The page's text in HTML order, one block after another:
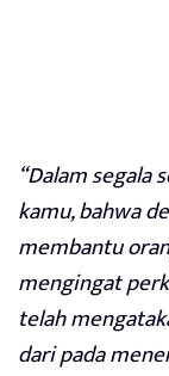
“Dalam segala
kamu, bahwa
membantu
mengingat
telah
dari pada